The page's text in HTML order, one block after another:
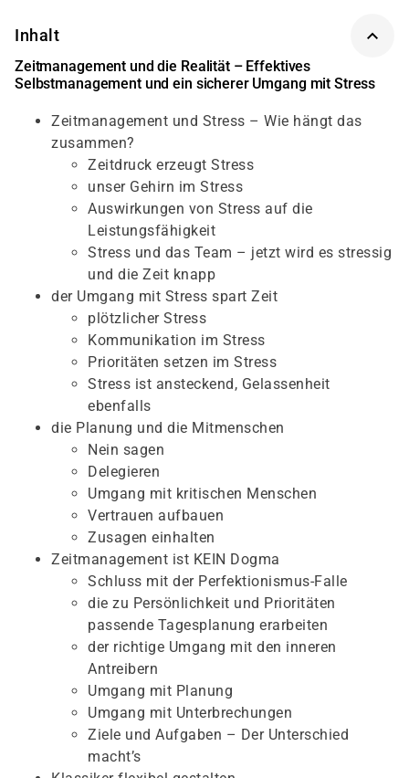
Inhalt
Zeitmanagement und die Realität – Effektives
Selbstmanagement und ein sicherer Umgang mit Stress
Zeitmanagement und Stress – Wie hängt das
zusammen?
Zeitdruck erzeugt Stress
unser Gehirn im Stress
Auswirkungen von Stress auf die
Leistungsfähigkeit
Stress und das Team – jetzt wird es stressig
und die Zeit knapp
der Umgang mit Stress spart Zeit
plötzlicher Stress
Kommunikation im Stress
Prioritäten setzen im Stress
Stress ist ansteckend, Gelassenheit
ebenfalls
die Planung und die Mitmenschen
Nein sagen
Delegieren
Umgang mit kritischen Menschen
Vertrauen aufbauen
Zusagen einhalten
Zeitmanagement ist KEIN Dogma
Schluss mit der Perfektionismus-Falle
die zu Persönlichkeit und Prioritäten
passende Tagesplanung erarbeiten
der richtige Umgang mit den inneren
Antreibern
Umgang mit Planung
Umgang mit Unterbrechungen
Ziele und Aufgaben – Der Unterschied
macht’s